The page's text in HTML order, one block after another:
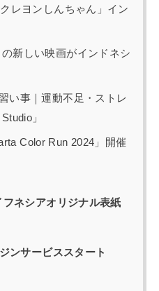
レヨンしんちゃん」イン
新しい映画がインドネシ
い事｜運動不足・ストレ
」
Color Run 2024」開催
ネシアオリジナル表紙
ンサービススタート